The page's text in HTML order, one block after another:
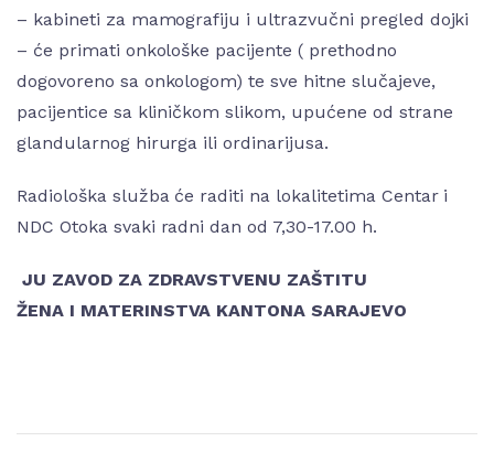
– kabineti za mamografiju i ultrazvučni pregled dojki
– će primati onkološke pacijente ( prethodno
dogovoreno sa onkologom) te sve hitne slučajeve,
pacijentice sa kliničkom slikom, upućene od strane
glandularnog hirurga ili ordinarijusa.
Radiološka služba će raditi na lokalitetima Centar i
NDC Otoka svaki radni dan od 7,30-17.00 h.
JU ZAVOD ZA ZDRAVSTVENU ZAŠTITU
ŽENA I MATERINSTVA KANTONA SARAJEVO